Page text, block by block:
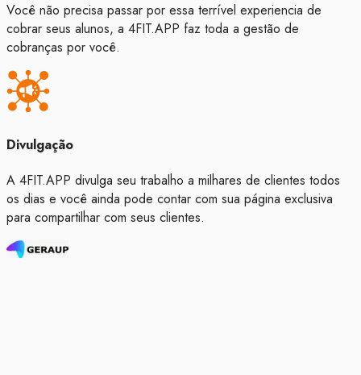
Você não precisa passar por essa terrível experiencia de
cobrar seus alunos, a 4FIT.APP faz toda a gestão de
cobranças por você.
Divulgação
A 4FIT.APP divulga seu trabalho a milhares de clientes todos
os dias e você ainda pode contar com sua página exclusiva
para compartilhar com seus clientes.